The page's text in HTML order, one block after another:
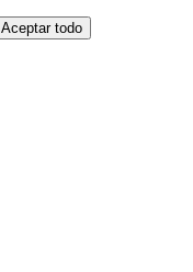
Aceptar todo